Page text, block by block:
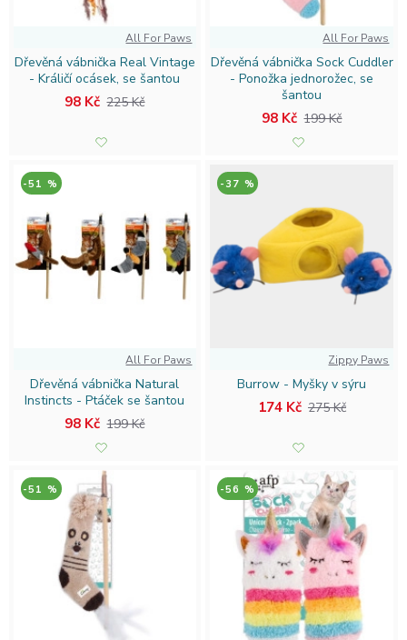
život. Objevte široký výběr, skvělé ceny i kvalitní péči – vše
All For Paws
Dřevěná vábnička Real Vintage
- Králičí ocásek, se šantou
98 Kč 225 Kč
All For Paws
Dřevěná vábnička Sock Cuddler
- Ponožka jednorožec, se
šantou
98 Kč 199 Kč
-51 %
All For Paws
Dřevěná vábnička Natural
Instincts - Ptáček se šantou
98 Kč 199 Kč
-37 %
Zippy Paws
Burrow - Myšky v sýru
174 Kč 275 Kč
-51 % -56 %